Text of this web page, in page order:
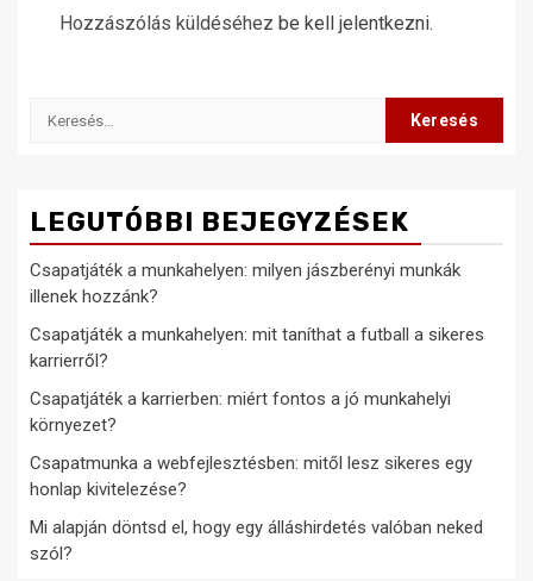
Hozzászólás küldéséhez be kell jelentkezni.
Keresés:
LEGUTÓBBI BEJEGYZÉSEK
Csapatjáték a munkahelyen: milyen jászberényi munkák
illenek hozzánk?
Csapatjáték a munkahelyen: mit taníthat a futball a sikeres
karrierről?
Csapatjáték a karrierben: miért fontos a jó munkahelyi
környezet?
Csapatmunka a webfejlesztésben: mitől lesz sikeres egy
honlap kivitelezése?
Mi alapján döntsd el, hogy egy álláshirdetés valóban neked
szól?